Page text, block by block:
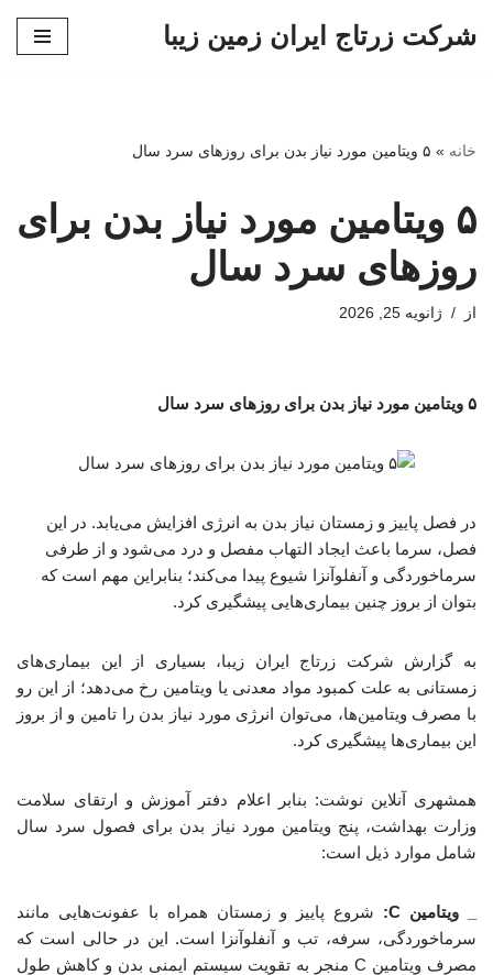
شرکت زرتاج ایران زمین زیبا
خانه » ۵ ویتامین مورد نیاز بدن برای روزهای سرد سال
۵ ویتامین مورد نیاز بدن برای
روزهای سرد سال
از ژانویه 25, 2026
۵ ویتامین مورد نیاز بدن برای روزهای سرد سال
در فصل پاییز و زمستان نیاز بدن به انرژی افزایش می‌یابد. در این
فصل، سرما باعث ایجاد التهاب مفصل و درد می‌شود و از طرفی
سرماخوردگی و آنفلوآنزا شیوع پیدا می‌کند؛ بنابراین مهم است که
بتوان از بروز چنین بیماری‌هایی پیشگیری کرد.
به گزارش شرکت زرتاج ایران زیبا، بسیاری از این بیماری‌های
زمستانی به علت کمبود مواد معدنی یا ویتامین رخ می‌دهد؛ از این رو
با مصرف ویتامین‌ها، می‌توان انرژی مورد نیاز بدن را تامین و از بروز
این بیماری‌ها پیشگیری کرد.
همشهری آنلاین نوشت: بنابر اعلام دفتر آموزش و ارتقای سلامت
وزارت بهداشت، پنج ویتامین مورد نیاز بدن برای فصول سرد سال
شامل موارد ذیل است:
_ ویتامین C:
شروع پاییز و زمستان همراه با عفونت‌هایی مانند
سرماخوردگی، سرفه، تب و آنفلوآنزا است. این در حالی است که
مصرف ویتامین C منجر به تقویت سیستم ایمنی بدن و کاهش طول